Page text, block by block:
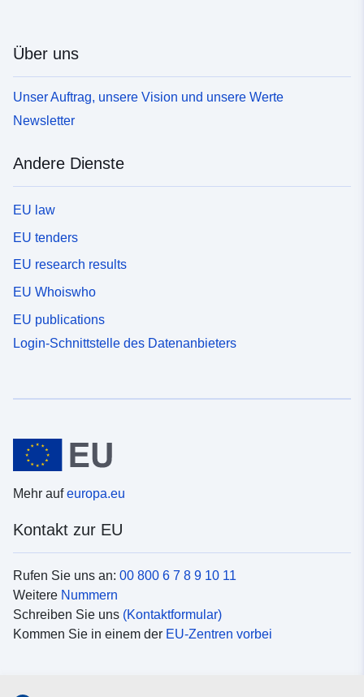
Über uns
Unser Auftrag, unsere Vision und unsere Werte
Newsletter
Andere Dienste
EU law
EU tenders
EU research results
EU Whoiswho
EU publications
Login-Schnittstelle des Datenanbieters
Mehr aufeuropa.eu
Kontakt zur EU
Rufen Sie uns an: 00 800 6 7 8 9 10 11
Weitere Nummern
Schreiben Sie uns (Kontaktformular)
Kommen Sie in einem der EU-Zentren vorbei